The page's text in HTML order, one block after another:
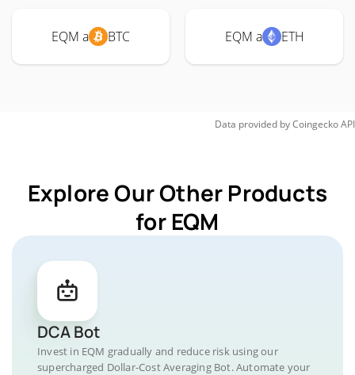
EQM a BTC EQM a ETH
Data provided byCoingeckoAPI
Explore Our Other Products
for EQM
DCA Bot
Invest in EQM gradually and reduce risk using our
supercharged Dollar-Cost Averaging Bot. Automate your